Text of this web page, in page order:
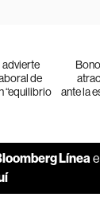
advierte
de
“equilibrio
ante la
Línea